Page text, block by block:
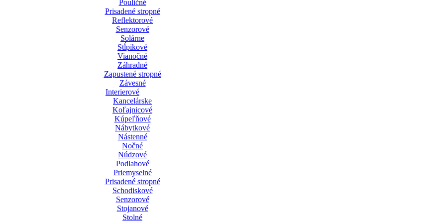
Pouličné
Prisadené stropné
Reflektorové
Senzorové
Solárne
Stĺpikové
Vianočné
Záhradné
Zapustené stropné
Závesné
Interierové
Kancelárske
Koľajnicové
Kúpeľňové
Nábytkové
Nástenné
Nočné
Núdzové
Podlahové
Priemyselné
Prisadené stropné
Schodiskové
Senzorové
Stojanové
Stolné